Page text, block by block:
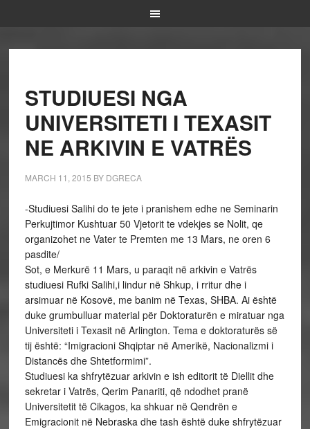
STUDIUESI NGA
UNIVERSITETI I TEXASIT
NE ARKIVIN E VATRËS
MARCH 11, 2015 BY DGRECA
-Studiuesi Salihi do te jete i pranishem edhe ne Seminarin
Perkujtimor Kushtuar 50 Vjetorit te vdekjes se Nolit, qe
organizohet ne Vater te Premten me 13 Mars, ne oren 6
pasdite/
Sot, e Merkurë 11 Mars, u paraqit në arkivin e Vatrës
studiuesi Rufki Salihi,i lindur në Shkup, i rritur dhe i
arsimuar në Kosovë, me banim në Texas, SHBA. Ai është
duke grumbulluar material për Doktoraturën e miratuar nga
Universiteti i Texasit në Arlington. Tema e doktoraturës së
tij është: “Imigracioni Shqiptar në Amerikë, Nacionalizmi i
Distancës dhe Shtetformimi”.
Studiuesi ka shfrytëzuar arkivin e ish editorit të Diellit dhe
sekretar i Vatrës, Qerim Panariti, që ndodhet pranë
Universitetit të Cikagos, ka shkuar në Qendrën e
Emigracionit në Nebraska dhe tash është duke shfrytëzuar